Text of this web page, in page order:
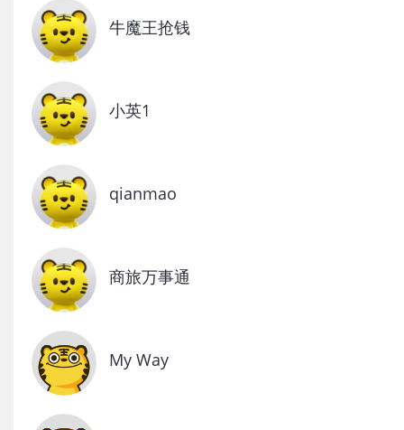
牛魔王抢钱
小英1
qianmao
商旅万事通
My Way